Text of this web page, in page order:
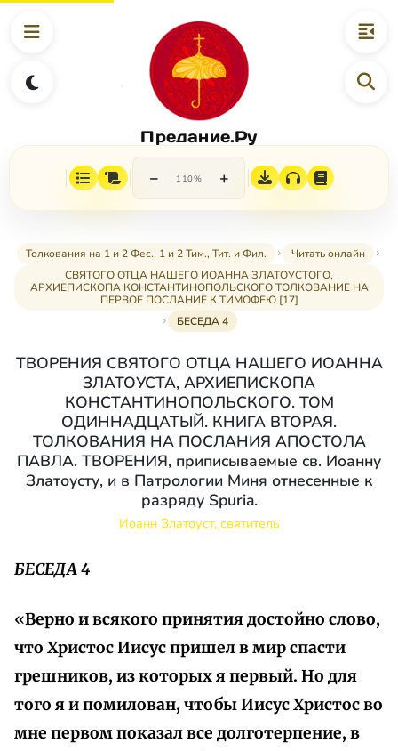
Предание.Ру
− 110% +
Толкования на 1 и 2 Фес., 1 и 2 Тим., Тит. и Фил.
Читать онлайн
СВЯТОГО ОТЦА НАШЕГО ИОАННА ЗЛАТОУСТОГО,
АРХИЕПИСКОПА КОНСТАНТИНОПОЛЬСКОГО ТОЛКОВАНИЕ НА
ПЕРВОЕ ПОСЛАНИЕ К ТИМОФЕЮ [17]
БЕСЕДА 4
ТВОРЕНИЯ СВЯТОГО ОТЦА НАШЕГО ИОАННА
ЗЛАТОУСТА, АРХИЕПИСКОПА
КОНСТАНТИНОПОЛЬСКОГО. ТОМ
ОДИННАДЦАТЫЙ. КНИГА ВТОРАЯ.
ТОЛКОВАНИЯ НА ПОСЛАНИЯ АПОСТОЛА
ПАВЛА. ТВОРЕНИЯ, приписываемые св. Иоанну
Златоусту, и в Патрологии Миня отнесенные к
разряду Spuria.
Иоанн Златоуст, святитель
БЕСЕДА 4
«Верно и всякого принятия достойно слово,
что Христос Иисус пришел в мир спасти
грешников, из которых я первый. Но для
того я и помилован, чтобы Иисус Христос во
мне первом показал все долготерпение, в